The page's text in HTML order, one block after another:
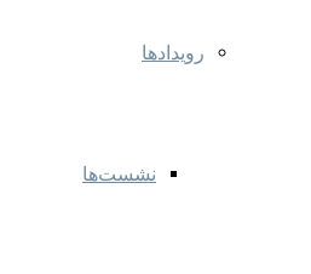
رویدادها
نشست‌ها